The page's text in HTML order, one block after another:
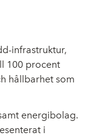
infrastruktur,
100 procent
hållbarhet som
energibolag.
i